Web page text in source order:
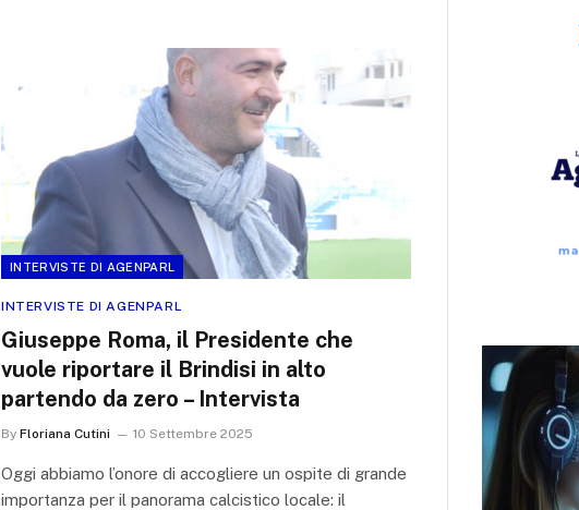
INTERVISTE DI AGENPARL
INTERVISTE DI AGENPARL
Giuseppe Roma, il Presidente che
vuole riportare il Brindisi in alto
partendo da zero – Intervista
By Floriana Cutini 10 Settembre 2025
Oggi abbiamo l’onore di accogliere un ospite di grande
importanza per il panorama calcistico locale: il